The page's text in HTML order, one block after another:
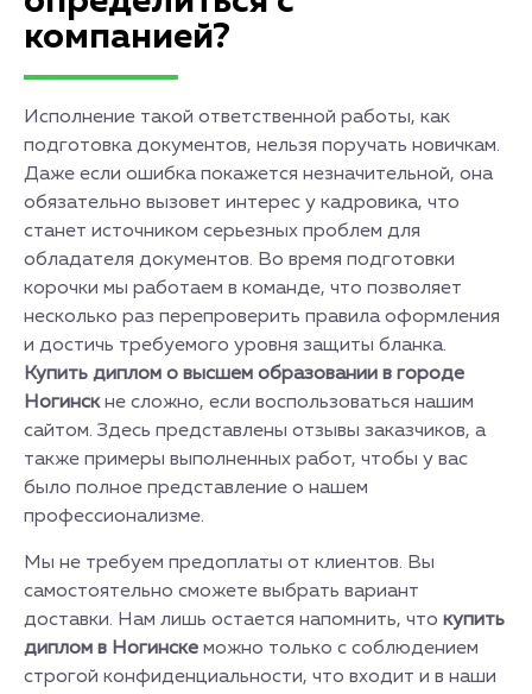
компанией?
Исполнение такой ответственной работы, как
подготовка документов, нельзя поручать новичкам.
Даже если ошибка покажется незначительной, она
обязательно вызовет интерес у кадровика, что
станет источником серьезных проблем для
обладателя документов. Во время подготовки
корочки мы работаем в команде, что позволяет
несколько раз перепроверить правила оформления
и достичь требуемого уровня защиты бланка.
Купить диплом о высшем образовании в городе
Ногинскне сложно, если воспользоваться нашим
сайтом. Здесь представлены отзывы заказчиков, а
также примеры выполненных работ, чтобы у вас
было полное представление о нашем
профессионализме.
Мы не требуем предоплаты от клиентов. Вы
самостоятельно сможете выбрать вариант
доставки. Нам лишь остается напомнить, что купить
диплом в Ногинске можно только с соблюдением
строгой конфиденциальности, что входит и в наши